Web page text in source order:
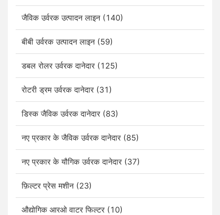
जैविक उर्वरक उत्पादन लाइन (140)
बीबी उर्वरक उत्पादन लाइन (59)
डबल रोलर उर्वरक दानेदार (125)
रोटरी ड्रम उर्वरक दानेदार (31)
डिस्क जैविक उर्वरक दानेदार (83)
नए प्रकार के जैविक उर्वरक दानेदार (85)
नए प्रकार के यौगिक उर्वरक दानेदार (37)
फ़िल्टर प्रेस मशीन (23)
औद्योगिक आरओ वाटर फिल्टर (10)